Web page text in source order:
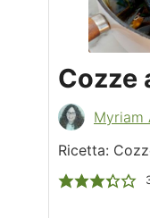
Cozze
Myriam
Ricetta: